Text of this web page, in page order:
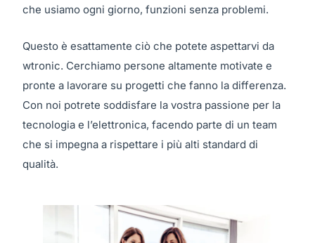
che usiamo ogni giorno, funzioni senza problemi.
Questo è esattamente ciò che potete aspettarvi da
wtronic. Cerchiamo persone altamente motivate e
pronte a lavorare su progetti che fanno la differenza.
Con noi potrete soddisfare la vostra passione per la
tecnologia e l’elettronica, facendo parte di un team
che si impegna a rispettare i più alti standard di
qualità.